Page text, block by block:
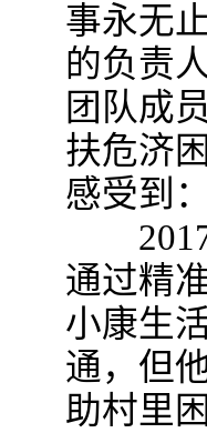
事永无
的负责
团队成
扶危济
感受到
2017
通过精
小康生
通，但
助村里